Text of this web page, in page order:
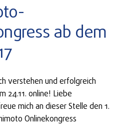
ab dem
verstehen und erfolgreich
24.11. online! Liebe
mich an dieser Stelle den 1.
Onlinekongress